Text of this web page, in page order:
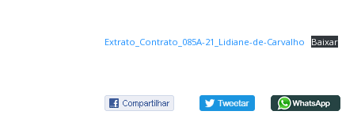
Extrato_Contrato_085A-21_Lidiane-de-Carvalho Baixar